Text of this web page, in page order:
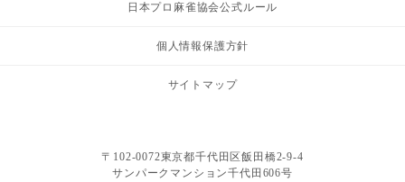
日本プロ麻雀協会公式ルール
個人情報保護方針
サイトマップ
〒102-0072東京都千代田区飯田橋2-9-4
サンパークマンション千代田606号